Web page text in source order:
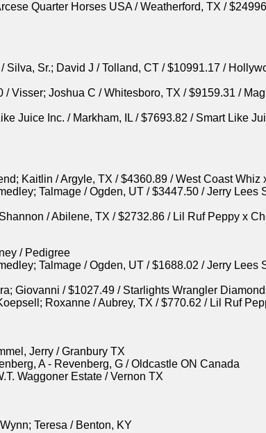
Quarter Horses USA / Weatherford, TX /
/ Silva, Sr.; David J / Tolland, CT / $10991.17 /
Visser; Joshua C / Whitesboro, TX / $9159.31 /
Juice Inc. / Markham, IL / $7693.82 / Smart Like
Kaitlin / Argyle, TX / $4360.89 / West Coast Whiz
Talmage / Ogden, UT / $3447.50 / Jerry Lees
/ Abilene, TX / $2732.86 / Lil Ruf Peppy x
/ Pedigree
Talmage / Ogden, UT / $1688.02 / Jerry Lees
Giovanni / $1027.49 / Starlights Wrangler
Roxanne / Aubrey, TX / $770.62 / Lil Ruf
Jerry / Granbury TX
A - Revenberg, G / Oldcastle ON Canada
Waggoner Estate / Vernon TX
Teresa / Benton, KY